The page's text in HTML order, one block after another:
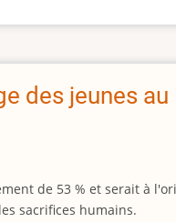
des jeunes
de 53 % et serait à
sacrifices humains.